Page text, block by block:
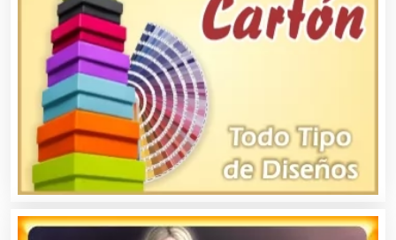
Bebidas
Belleza
Bordados y Estampados
Boutiques